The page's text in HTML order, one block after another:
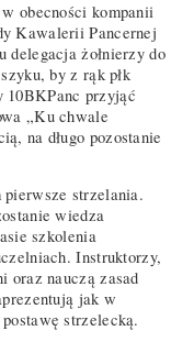
obecności kompanii
Kawalerii Pancernej
delegacja żołnierzy do
by z rąk płk
10BKPanc przyjąć
„Ku chwale
na długo pozostanie
pierwsze strzelania.
wiedza
szkolenia
Instruktorzy,
oraz nauczą zasad
jak w
strzelecką.